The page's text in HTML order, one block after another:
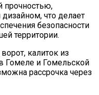
прочностью,
что делает
безопасности
территории.
калиток из
Гомеле и Гомельской
рассрочка через